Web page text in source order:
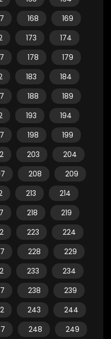
168
169
173
174
178
179
183
184
188
189
193
194
198
199
203
204
208
209
213
214
218
219
223
224
228
229
233
234
238
239
243
244
248
249